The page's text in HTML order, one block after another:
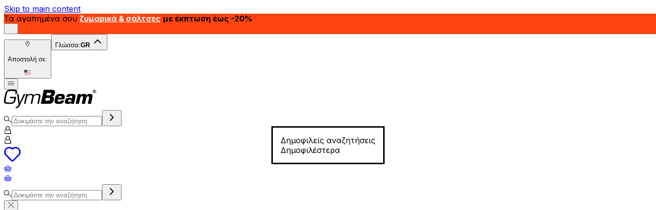
Skip to main content
Τα αγαπημένα σου ζυμαρικά & σάλτσες με έκπτωση έως -20%
Αποστολή σε:
Γλώσσα:GR
Δημοφιλείς αναζητήσεις
Δημοφιλέστερα